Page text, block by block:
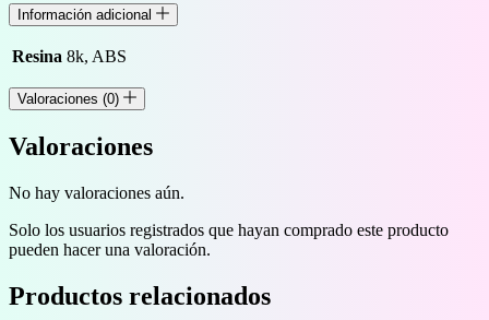
Información adicional
Resina 8k, ABS
Valoraciones (0)
Valoraciones
No hay valoraciones aún.
Solo los usuarios registrados que hayan comprado este producto
pueden hacer una valoración.
Productos relacionados